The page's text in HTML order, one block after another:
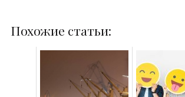
Похожие статьи: